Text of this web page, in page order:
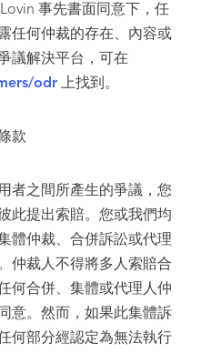
事先書面同意下，任
任何仲裁的存在、內容或
議解決平台，可在
odr 上找到。
款
者之間所產生的爭議，您
此提出索賠。您或我們均
體仲裁、合併訴訟或代理
仲裁人不得將多人索賠合
何合併、集體或代理人仲
意。然而，如果此集體訴
何部分經認定為無法執行